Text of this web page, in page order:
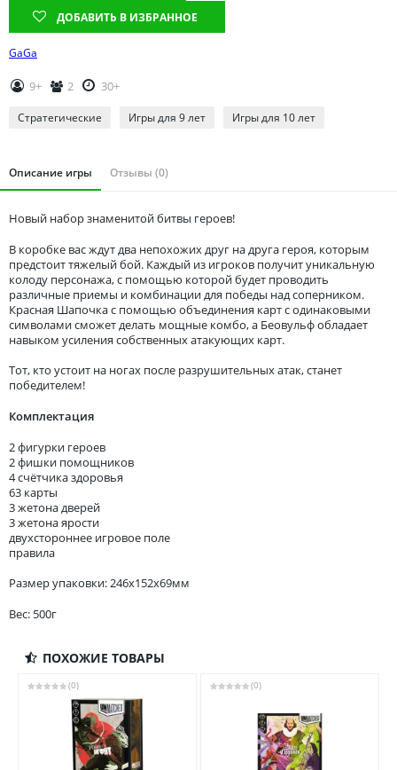
Томская область
Тюменская область
Удмуртия
Ульяновская область
ДОБАВИТЬ В ИЗБРАННОЕ
GaGa
9+ 2 30+
Стратегические Игры для 9 лет Игры для 10 лет
Описание игры Отзывы (0)
Новый набор знаменитой битвы героев!
В коробке вас ждут два непохожих друг на друга героя, которым
предстоит тяжелый бой. Каждый из игроков получит уникальную
колоду персонажа, с помощью которой будет проводить
различные приемы и комбинации для победы над соперником.
Красная Шапочка с помощью объединения карт с одинаковыми
символами сможет делать мощные комбо, а Беовульф обладает
навыком усиления собственных атакующих карт.
Тот, кто устоит на ногах после разрушительных атак, станет
победителем!
Комплектация
2 фигурки героев
2 фишки помощников
4 счётчика здоровья
63 карты
3 жетона дверей
3 жетона ярости
двухстороннее игровое поле
правила
Размер упаковки: 246x152x69мм
Вес: 500г
ПОХОЖИЕ ТОВАРЫ
(0) (0)